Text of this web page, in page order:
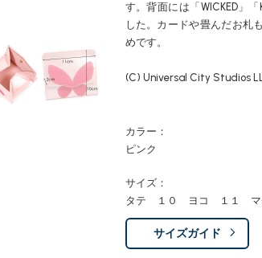
す。背面には「WICKED」
した。カードや畳んだお札
めです。
(C) Universal City Studios
カラー：
ピンク
サイズ：
タテ １０ ヨコ １１ マ
サイズガイド